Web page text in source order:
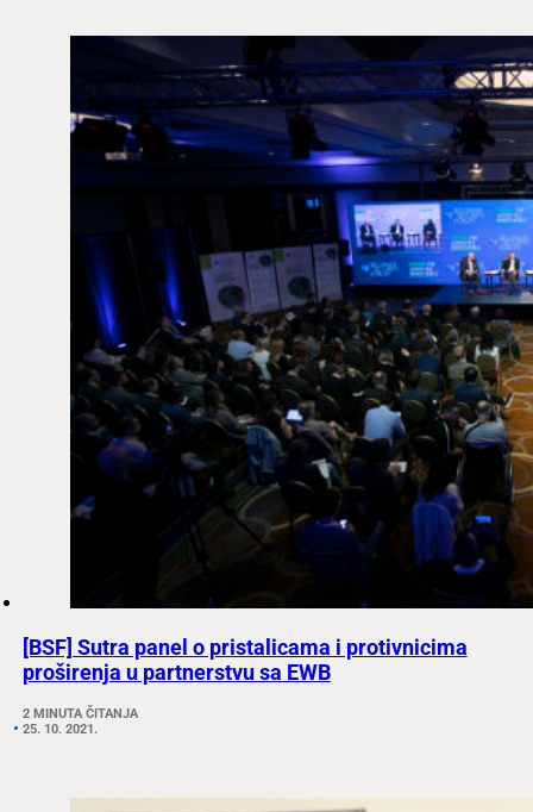
[BSF] Sutra panel o pristalicama i protivnicima
proširenja u partnerstvu sa EWB
2 MINUTA ČITANJA
25. 10. 2021.